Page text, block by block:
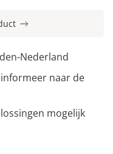
Nederland
naar de
mogelijk